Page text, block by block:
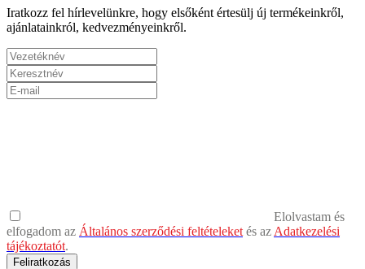
Iratkozz fel hírlevelünkre, hogy elsőként értesülj új termékeinkről,
ajánlatainkról, kedvezményeinkről.
Elolvastam és
elfogadom az Általános szerződési feltételeket és az Adatkezelési
tájékoztatót.
Feliratkozás